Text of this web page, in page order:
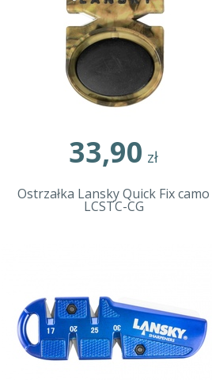
33,90 zł
Ostrzałka Lansky Quick Fix camo
LCSTC-CG